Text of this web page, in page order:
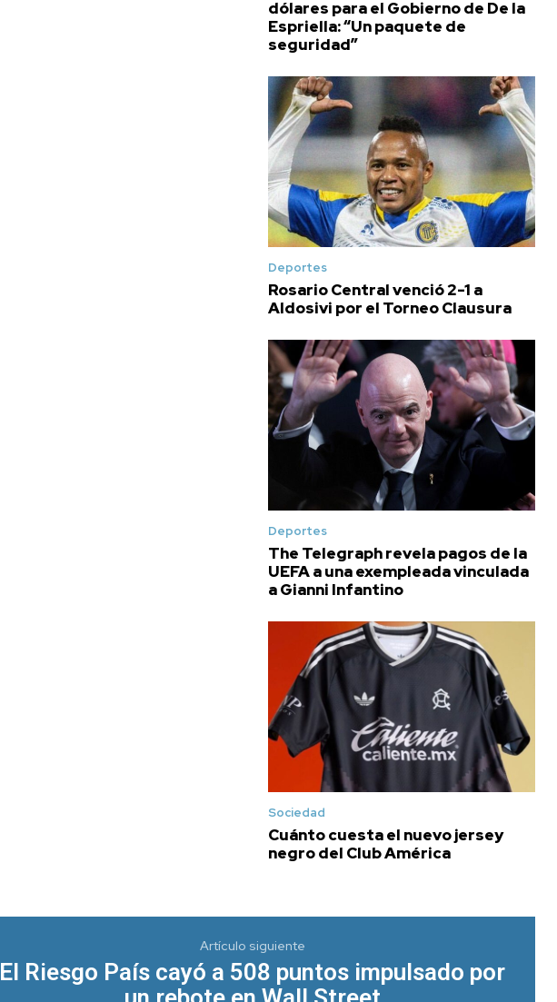
dólares para el Gobierno de De la
Espriella: “Un paquete de
seguridad”
Deportes
Rosario Central venció 2-1 a
Aldosivi por el Torneo Clausura
Deportes
The Telegraph revela pagos de la
UEFA a una exempleada vinculada
a Gianni Infantino
Sociedad
Cuánto cuesta el nuevo jersey
negro del Club América
Artículo siguiente
El Riesgo País cayó a 508 puntos impulsado por